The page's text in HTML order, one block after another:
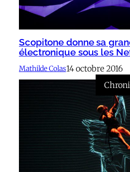
Scopitone donne sa
électronique sous les
Mathilde Colas14 octobre 2016